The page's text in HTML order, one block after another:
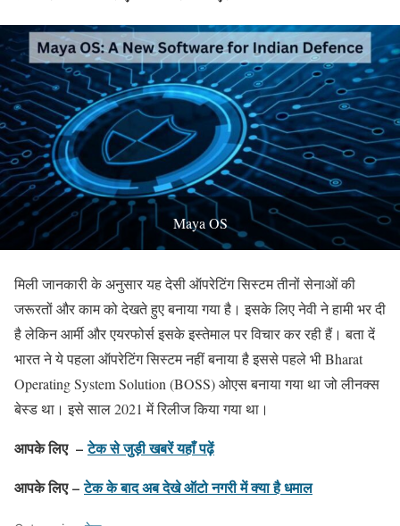
Maya OS
मिली जानकारी के अनुसार यह देसी ऑपरेटिंग सिस्टम तीनों सेनाओं की
जरूरतों और काम को देखते हुए बनाया गया है। इसके लिए नेवी ने हामी भर दी
है लेकिन आर्मी और एयरफोर्स इसके इस्तेमाल पर विचार कर रही हैं। बता दें
भारत ने ये पहला ऑपरेटिंग सिस्टम नहीं बनाया है इससे पहले भी Bharat
Operating System Solution (BOSS) ओएस बनाया गया था जो लीनक्स
बेस्ड था। इसे साल 2021 में रिलीज किया गया था।
आपके लिए –टेक से जुड़ी खबरें यहाँ पढ़ें
आपके लिए – टेक के बाद अब देखे ऑटो नगरी में क्या है धमाल